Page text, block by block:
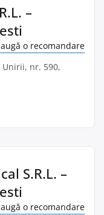
–
o recomandare
Unirii, nr. 590,
S.R.L. –
o recomandare